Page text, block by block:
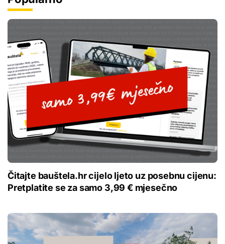
Čitajte bauštela.hr cijelo ljeto uz posebnu cijenu:
Pretplatite se za samo 3,99 € mjesečno